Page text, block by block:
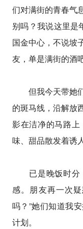
们对满街的青春气
别吗？我说这里是
国金中心，不说坡
友，单是满街的酒
但我今天带她们
的斑马线，沿解放
影在洁净的马路
味、甜品散发着诱
已是晚饭时分
感。朋友再一次
吗？”她们知道我
计划。